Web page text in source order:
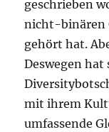
geschrieben
nicht-binären
gehört hat.
Deswegen
mit ihrem
umfassende